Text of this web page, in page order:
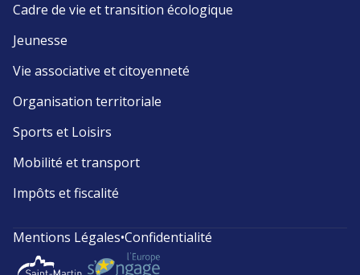
Cadre de vie et transition écologique
Jeunesse
Vie associative et citoyenneté
Organisation territoriale
Sports et Loisirs
Mobilité et transport
Impôts et fiscalité
Mentions Légales•Confidentialité